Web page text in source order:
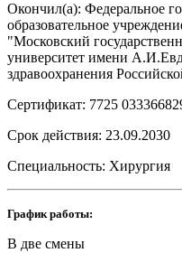
Окончил(а): Федеральное
образовательное
"Московский
университет имени
здравоохранения
Сертификат: 7725
Срок действия: 23.09.2030
Специальность: Хирургия
График работы:
В две смены